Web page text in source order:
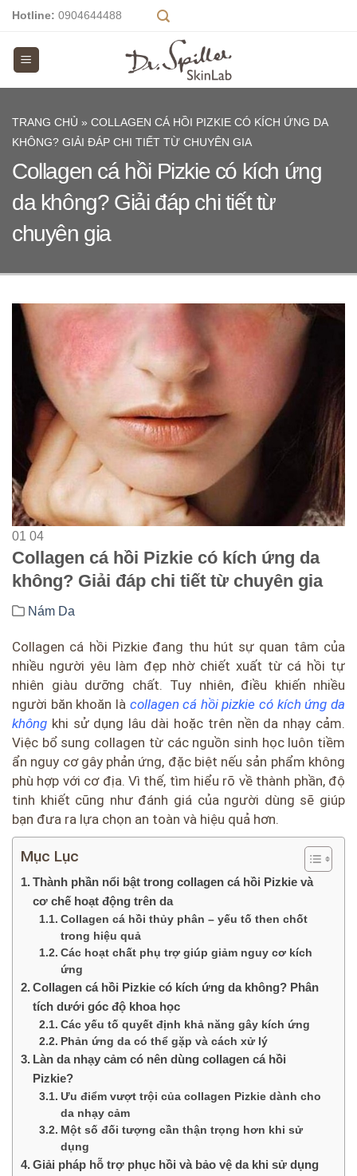
Skip
content
Hotline: 0904644488
TRANG CHỦ » COLLAGEN CÁ HỒI PIZKIE CÓ KÍCH ỨNG DA
KHÔNG? GIẢI ĐÁP CHI TIẾT TỪ CHUYÊN GIA
Collagen cá hồi Pizkie có kích ứng
da không? Giải đáp chi tiết từ
chuyên gia
01 04
Collagen cá hồi Pizkie có kích ứng da
không? Giải đáp chi tiết từ chuyên gia
Nám Da
Collagen cá hồi Pizkie đang thu hút sự quan tâm của
nhiều người yêu làm đẹp nhờ chiết xuất từ cá hồi tự
nhiên giàu dưỡng chất. Tuy nhiên, điều khiến nhiều
người băn khoăn là collagen cá hồi pizkie có kích ứng da
không khi sử dụng lâu dài hoặc trên nền da nhạy cảm.
Việc bổ sung collagen từ các nguồn sinh học luôn tiềm
ẩn nguy cơ gây phản ứng, đặc biệt nếu sản phẩm không
phù hợp với cơ địa. Vì thế, tìm hiểu rõ về thành phần, độ
tinh khiết cũng như đánh giá của người dùng sẽ giúp
bạn đưa ra lựa chọn an toàn và hiệu quả hơn.
Mục Lục
Thành phần nổi bật trong collagen cá hồi Pizkie và
cơ chế hoạt động trên da
Collagen cá hồi thủy phân – yếu tố then chốt
trong hiệu quả
Các hoạt chất phụ trợ giúp giảm nguy cơ kích
ứng
Collagen cá hồi Pizkie có kích ứng da không? Phân
tích dưới góc độ khoa học
Các yếu tố quyết định khả năng gây kích ứng
Phản ứng da có thể gặp và cách xử lý
Làn da nhạy cảm có nên dùng collagen cá hồi
Pizkie?
Ưu điểm vượt trội của collagen Pizkie dành cho
da nhạy cảm
Một số đối tượng cần thận trọng hơn khi sử
dụng
Giải pháp hỗ trợ phục hồi và bảo vệ da khi sử dụng